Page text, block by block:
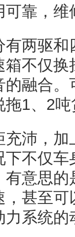
靠，维
两驱
不仅
融合
1、2
充沛，
不仅
有意思
，甚至
力系统